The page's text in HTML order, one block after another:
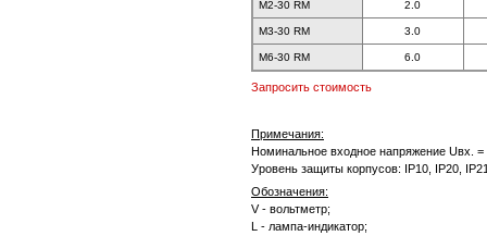
M2-30 RM 2.0
M3-30 RM 3.0
M6-30 RM 6.0
Запросить стоимость
Примечания:
Номинальное входное напряжение Uвх.
Уровень защиты корпусов: IP10, IP20,
Обозначения:
V - вольтметр;
L - лампа-индикатор;